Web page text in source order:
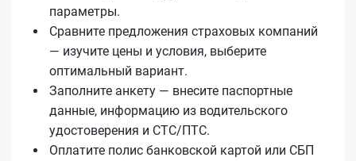
параметры.
Сравните предложения страховых компаний
— изучите цены и условия, выберите
оптимальный вариант.
Заполните анкету — внесите паспортные
данные, информацию из водительского
удостоверения и СТС/ПТС.
Оплатите полис банковской картой или СБП